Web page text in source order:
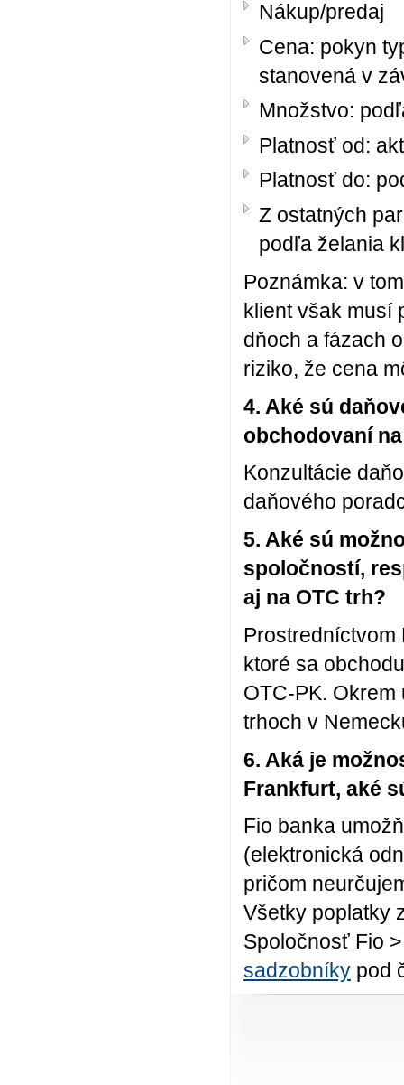
Nákup/predaj
Cena: pokyn
stanovená v
Množstvo:
Platnosť od:
Platnosť do:
Z ostatných
podľa želania
Poznámka: v
klient však musí
dňoch a fázach
riziko, že cena
4. Aké sú
obchodovaní
Konzultácie
daňového
5. Aké sú
spoločností,
aj na OTC trh?
Prostredníctvom
ktoré sa
OTC-PK.
trhoch v
6. Aká je
Frankfurt, aké
Fio banka
(elektronická
pričom
Všetky poplatky
Spoločnosť Fio
sadzobníky pod